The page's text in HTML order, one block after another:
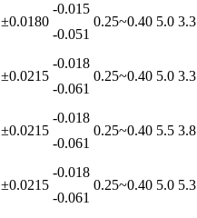
±0.0180
-0.015
-0.051
0.25~0.40 5.0 3.3
±0.0215
-0.018
-0.061
0.25~0.40 5.0 3.3
±0.0215
-0.018
-0.061
0.25~0.40 5.5 3.8
±0.0215
-0.018
-0.061
0.25~0.40 5.0 5.3